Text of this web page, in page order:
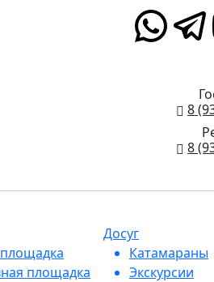
8
8
площадка
Досуг
Катамараны
Экскурсии